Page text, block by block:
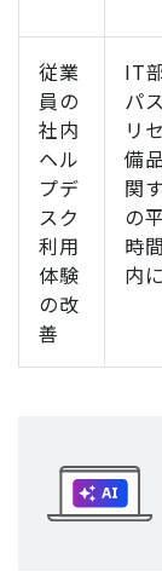
従業
員の
社内
ヘル
プデ
スク
利用
体験
の改
善
IT
パ
リ
備
関
の
時
内